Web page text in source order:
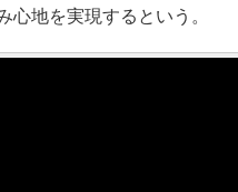
心地を実現するという。